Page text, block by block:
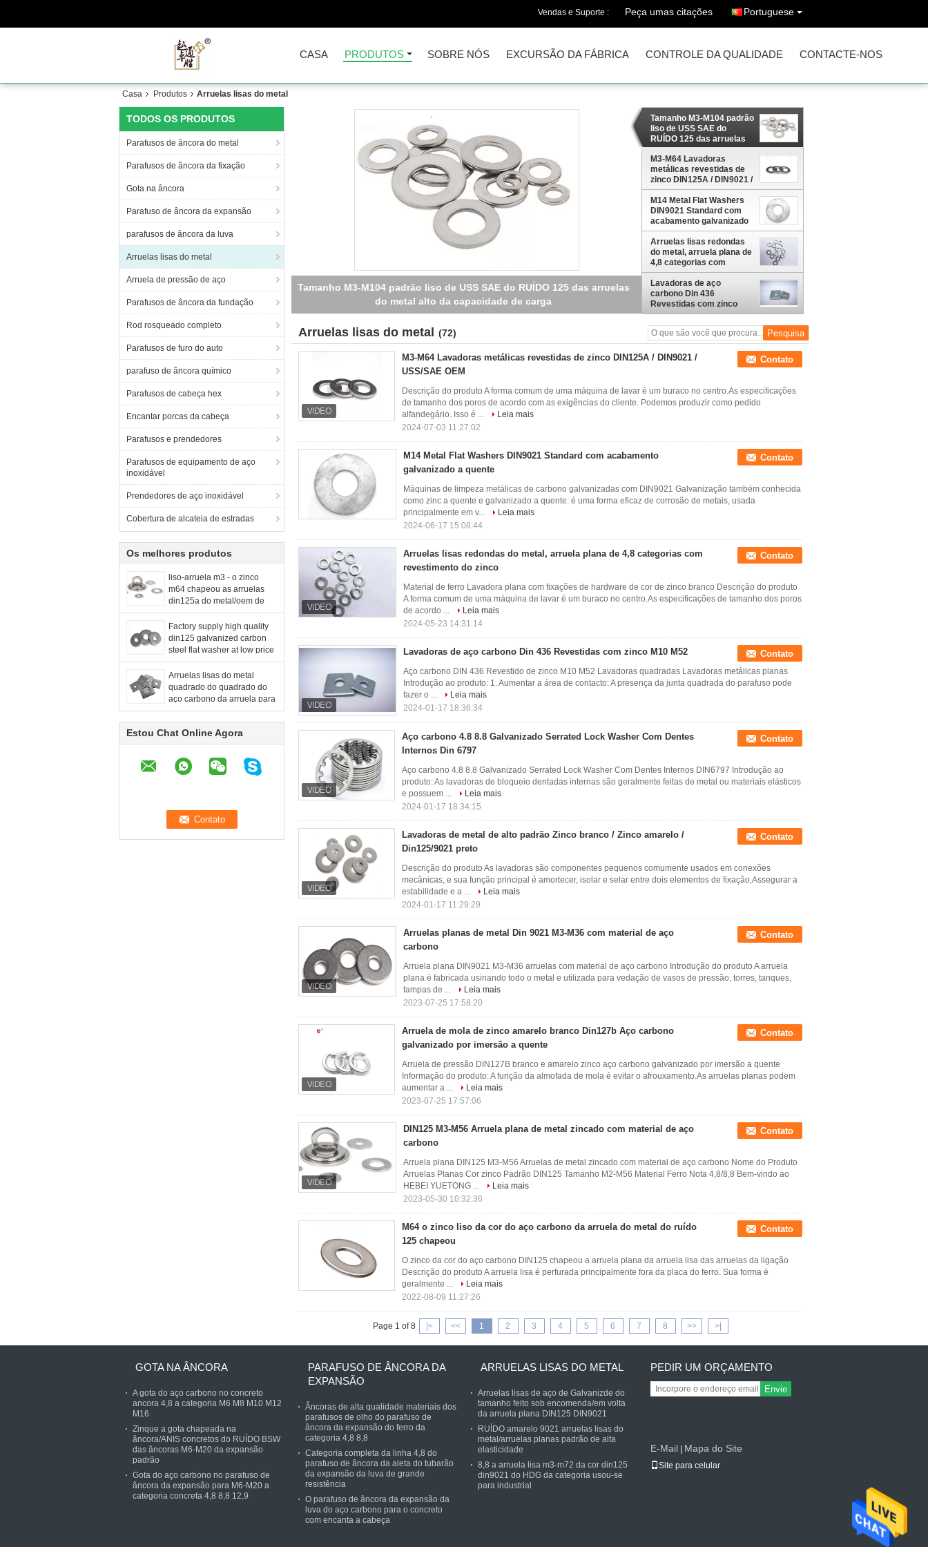
Vendas e Suporte : Peça umas citações Portuguese
CASA PRODUTOS SOBRE NÓS EXCURSÃO DA FÁBRICA CONTROLE DA QUALIDADE CONTACTE-NOS
Casa Produtos Arruelas lisas do metal
TODOS OS PRODUTOS
Parafusos de âncora do metal
Parafusos de âncora da fixação
Gota na âncora
Parafuso de âncora da expansão
parafusos de âncora da luva
Arruelas lisas do metal
Arruela de pressão de aço
Parafusos de âncora da fundação
Rod rosqueado completo
Parafusos de furo do auto
parafuso de âncora químico
Parafusos de cabeça hex
Encantar porcas da cabeça
Parafusos e prendedores
Parafusos de equipamento de aço
inoxidável
Prendedores de aço inoxidável
Cobertura de alcateia de estradas
Os melhores produtos
liso-arruela m3 - o zinco
m64 chapeou as arruelas
din125a do metal/oem de
din9021 /uss/sae
Factory supply high quality
din125 galvanized carbon
steel flat washer at low price
Arruelas lisas do metal
quadrado do quadrado do
aço carbono da arruela para
construções da madeira
Estou Chat Online Agora
M3-M64 Lavadoras metálicas revestidas de zinco DIN125A / DIN9021 /
USS/SAE OEM
Tamanho M3-M104 padrão
liso de USS SAE do
RUÍDO 125 das arruelas
do metal alto da
capacidade de carga
M3-M64 Lavadoras
metálicas revestidas de
zinco DIN125A / DIN9021 /
USS/SAE OEM
M14 Metal Flat Washers
DIN9021 Standard com
acabamento galvanizado
a quente
Arruelas lisas redondas
do metal, arruela plana de
4,8 categorias com
revestimento do zinco
Lavadoras de aço
carbono Din 436
Revestidas com zinco
M10 M52
Arruelas lisas do metal (72)
M3-M64 Lavadoras metálicas revestidas de zinco DIN125A / DIN9021 /
USS/SAE OEM
Contato
Descrição do produto A forma comum de uma máquina de lavar é um buraco no centro.As especificações
de tamanho dos poros de acordo com as exigências do cliente. Podemos produzir como pedido
alfandegário. Isso é ...
Leia mais
2024-07-03 11:27:02
M14 Metal Flat Washers DIN9021 Standard com acabamento
galvanizado a quente
Contato
Máquinas de limpeza metálicas de carbono galvanizadas com DIN9021 Galvanização também conhecida
como zinc a quente e galvanizado a quente: é uma forma eficaz de corrosão de metais, usada
principalmente em v...
Leia mais
2024-06-17 15:08:44
Arruelas lisas redondas do metal, arruela plana de 4,8 categorias com
revestimento do zinco
Contato
Material de ferro Lavadora plana com fixações de hardware de cor de zinco branco Descrição do produto
A forma comum de uma máquina de lavar é um buraco no centro.As especificações de tamanho dos poros
de acordo ...
Leia mais
2024-05-23 14:31:14
Lavadoras de aço carbono Din 436 Revestidas com zinco M10 M52 Contato
Aço carbono DIN 436 Revestido de zinco M10 M52 Lavadoras quadradas Lavadoras metálicas planas
Introdução ao produto: 1. Aumentar a área de contacto: A presença da junta quadrada do parafuso pode
fazer o ...
Leia mais
2024-01-17 18:36:34
Aço carbono 4.8 8.8 Galvanizado Serrated Lock Washer Com Dentes
Internos Din 6797
Contato
Aço carbono 4.8 8.8 Galvanizado Serrated Lock Washer Com Dentes Internos DIN6797 Introdução ao
produto: As lavadoras de bloqueio dentadas internas são geralmente feitas de metal ou materiais elásticos
e possuem ...
Leia mais
2024-01-17 18:34:15
Lavadoras de metal de alto padrão Zinco branco / Zinco amarelo /
Din125/9021 preto
Contato
Descrição do produto As lavadoras são componentes pequenos comumente usados em conexões
mecânicas, e sua função principal é amortecer, isolar e selar entre dois elementos de fixação,Assegurar a
estabilidade e a ...
Leia mais
2024-01-17 11:29:29
Arruelas planas de metal Din 9021 M3-M36 com material de aço
carbono
Contato
Arruela plana DIN9021 M3-M36 arruelas com material de aço carbono Introdução do produto A arruela
plana é fabricada usinando todo o metal e utilizada para vedação de vasos de pressão, torres, tanques,
tampas de ...
Leia mais
2023-07-25 17:58:20
Arruela de mola de zinco amarelo branco Din127b Aço carbono
galvanizado por imersão a quente
Contato
Arruela de pressão DIN127B branco e amarelo zinco aço carbono galvanizado por imersão a quente
Informação do produto: A função da almofada de mola é evitar o afrouxamento.As arruelas planas podem
aumentar a ...
Leia mais
2023-07-25 17:57:06
DIN125 M3-M56 Arruela plana de metal zincado com material de aço
carbono
Contato
Arruela plana DIN125 M3-M56 Arruelas de metal zincado com material de aço carbono Nome do Produto
Arruelas Planas Cor zinco Padrão DIN125 Tamanho M2-M56 Material Ferro Nota 4,8/8,8 Bem-vindo ao
HEBEI YUETONG ...
Leia mais
2023-05-30 10:32:36
M64 o zinco liso da cor do aço carbono da arruela do metal do ruído
125 chapeou
Contato
O zinco da cor do aço carbono DIN125 chapeou a arruela plana da arruela lisa das arruelas da ligação
Descrição do produto A arruela lisa é perfurada principalmente fora da placa do ferro. Sua forma é
geralmente ...
Leia mais
2022-08-09 11:27:26
Page 1 of 8 |< << 1 2 3 4 5 6 7 8 >> >|
GOTA NA ÂNCORA
A gota do aço carbono no concreto
ancora 4,8 a categoria M6 M8 M10 M12
M16
Zinque a gota chapeada na
âncora/ANIS concretos do RUÍDO BSW
das âncoras M6-M20 da expansão
padrão
Gota do aço carbono no parafuso de
âncora da expansão para M6-M20 a
categoria concreta 4,8 8,8 12,9
PARAFUSO DE ÂNCORA DA
EXPANSÃO
Âncoras de alta qualidade materiais dos
parafusos de olho do parafuso de
âncora da expansão do ferro da
categoria 4,8 8,8
Categoria completa da linha 4,8 do
parafuso de âncora da aleta do tubarão
da expansão da luva de grande
resistência
O parafuso de âncora da expansão da
luva do aço carbono para o concreto
com encanta a cabeça
ARRUELAS LISAS DO METAL
Arruelas lisas de aço de Galvanizde do
tamanho feito sob encomenda/em volta
da arruela plana DIN125 DIN9021
RUÍDO amarelo 9021 arruelas lisas do
metal/arruelas planas padrão de alta
elasticidade
8,8 a arruela lisa m3-m72 da cor din125
din9021 do HDG da categoria usou-se
para industrial
PEDIR UM ORÇAMENTO
Envie
E-Mail Mapa do Site
Site para celular